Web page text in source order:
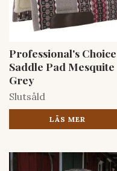
Professional's Choice
Saddle Pad Mesquite
Grey
Slutsåld
LÄS MER